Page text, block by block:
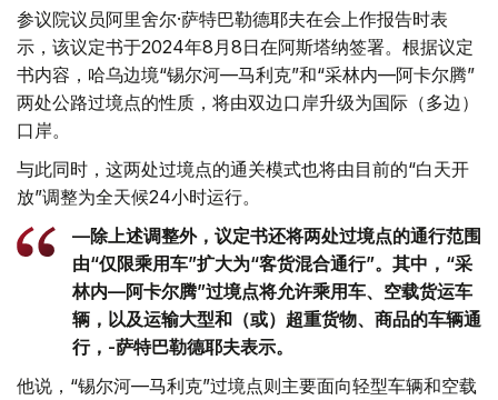
参议院议员阿里舍尔·萨特巴勒德耶夫在会上作报告时表
示，该议定书于2024年8月8日在阿斯塔纳签署。根据议定
书内容，哈乌边境“锡尔河—马利克”和“采林内—阿卡尔腾”
两处公路过境点的性质，将由双边口岸升级为国际（多边）
口岸。
与此同时，这两处过境点的通关模式也将由目前的“白天开
放”调整为全天候24小时运行。
—除上述调整外，议定书还将两处过境点的通行范围
由“仅限乘用车”扩大为“客货混合通行”。其中，“采
林内—阿卡尔腾”过境点将允许乘用车、空载货运车
辆，以及运输大型和（或）超重货物、商品的车辆通
行，-萨特巴勒德耶夫表示。
他说，“锡尔河—马利克”过境点则主要面向轻型车辆和空载